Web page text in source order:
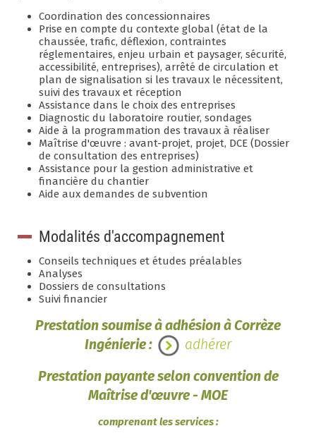
Coordination des concessionnaires
Prise en compte du contexte global (état de la
chaussée, trafic, déflexion, contraintes
réglementaires, enjeu urbain et paysager, sécurité,
accessibilité, entreprises), arrêté de circulation et
plan de signalisation si les travaux le nécessitent,
suivi des travaux et réception
Assistance dans le choix des entreprises
Diagnostic du laboratoire routier, sondages
Aide à la programmation des travaux à réaliser
Maîtrise d'œuvre : avant-projet, projet, DCE (Dossier
de consultation des entreprises)
Assistance pour la gestion administrative et
financière du chantier
Aide aux demandes de subvention
Modalités d'accompagnement
Conseils techniques et études préalables
Analyses
Dossiers de consultations
Suivi financier
Prestation soumise à adhésion à Corrèze
Ingénierie :
adhérer
Prestation payante selon convention de
Maîtrise d'œuvre - MOE
comprenant les services :